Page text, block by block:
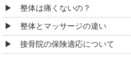
整体は痛くないの？
整体とマッサージの違い
接骨院の保険適応について